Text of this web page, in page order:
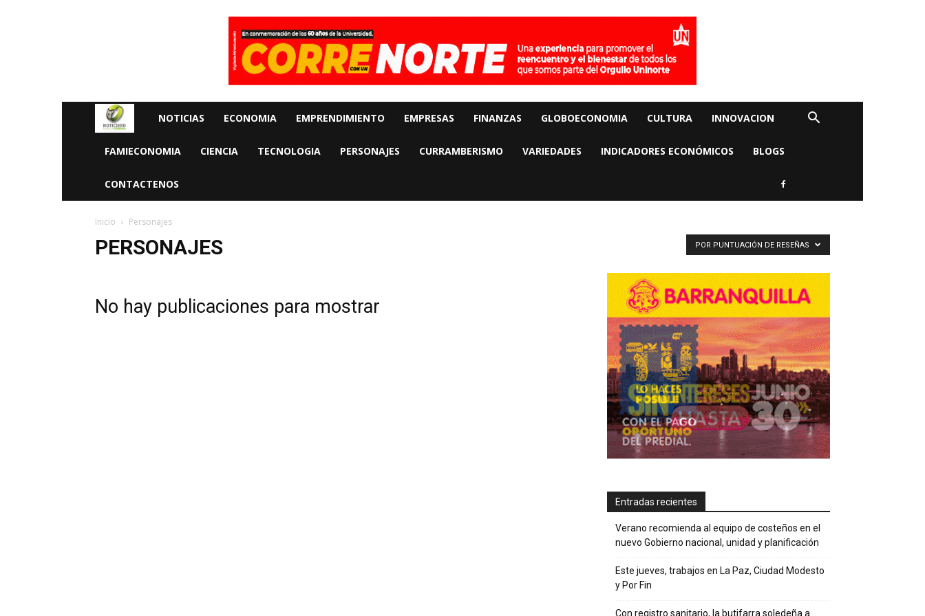
Rueda
La
Economia
NOTICIAS ECONOMIA EMPRENDIMIENTO EMPRESAS FINANZAS GLOBOECONOMIA CULTURA INNOVACION
FAMIECONOMIA CIENCIA TECNOLOGIA PERSONAJES CURRAMBERISMO VARIEDADES INDICADORES ECONÓMICOS BLOGS
CONTACTENOS
Inicio Personajes
PERSONAJES POR PUNTUACIÓN DE RESEÑAS
No hay publicaciones para mostrar
Entradas recientes
Verano recomienda al equipo de costeños en el
nuevo Gobierno nacional, unidad y planificación
Este jueves, trabajos en La Paz, Ciudad Modesto
y Por Fin
Con registro sanitario, la butifarra soledeña a